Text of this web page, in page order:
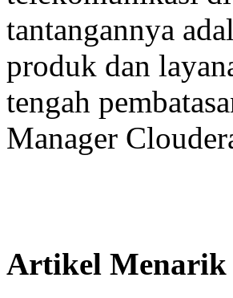
tantangannya
produk dan
tengah
Manager
Artikel Menarik